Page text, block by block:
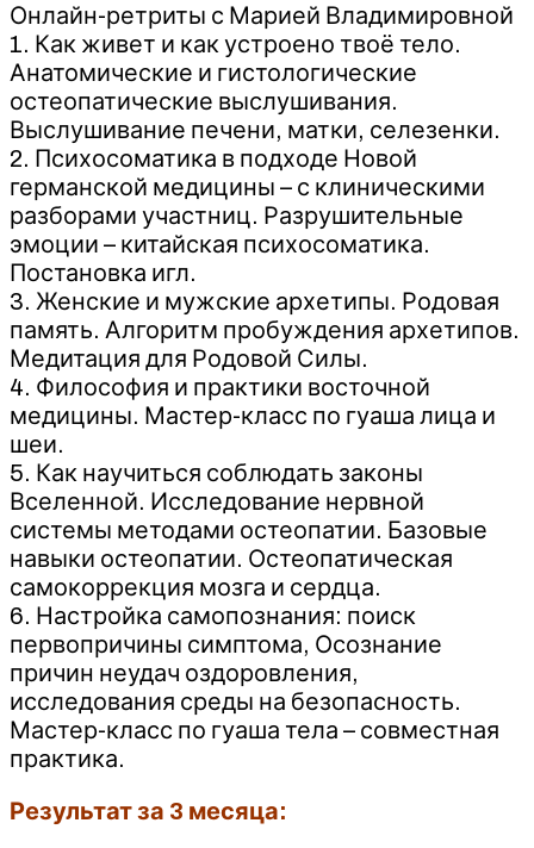
Онлайн-ретриты с Марией Владимировной
1. Как живет и как устроено твоё тело.
Анатомические и гистологические
остеопатические выслушивания.
Выслушивание печени, матки, селезенки.
2. Психосоматика в подходе Новой
германской медицины – с клиническими
разборами участниц. Разрушительные
эмоции – китайская психосоматика.
Постановка игл.
3. Женские и мужские архетипы. Родовая
память. Алгоритм пробуждения архетипов.
Медитация для Родовой Силы.
4. Философия и практики восточной
медицины. Мастер-класс по гуаша лица и
шеи.
5. Как научиться соблюдать законы
Вселенной. Исследование нервной
системы методами остеопатии. Базовые
навыки остеопатии. Остеопатическая
самокоррекция мозга и сердца.
6. Настройка самопознания: поиск
первопричины симптома, Осознание
причин неудач оздоровления,
исследования среды на безопасность.
Мастер-класс по гуаша тела – совместная
практика.
Результат за 3 месяца: